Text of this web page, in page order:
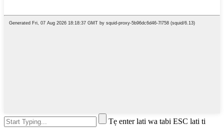
Tẹ enter lati wa tabi ESC lati ti